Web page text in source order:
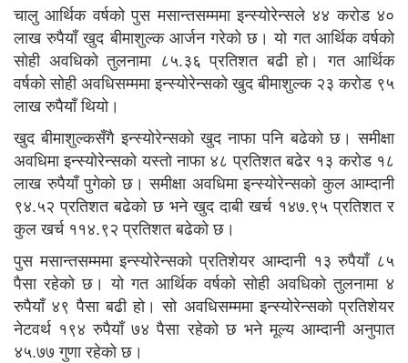
चालु आर्थिक वर्षको पुस मसान्तसम्ममा इन्स्योरेन्सले ४४ करोड ४०
लाख रुपैयाँ खुद बीमाशुल्क आर्जन गरेको छ। यो गत आर्थिक वर्षको
सोही अवधिको तुलनामा ८५.३६ प्रतिशत बढी हो। गत आर्थिक
वर्षको सोही अवधिसम्ममा इन्स्योरेन्सको खुद बीमाशुल्क २३ करोड ९५
लाख रुपैयाँ थियो।
खुद बीमाशुल्कसँगै इन्स्योरेन्सको खुद नाफा पनि बढेको छ। समीक्षा
अवधिमा इन्स्योरेन्सको यस्तो नाफा ४८ प्रतिशत बढेर १३ करोड १८
लाख रुपैयाँ पुगेको छ। समीक्षा अवधिमा इन्स्योरेन्सको कुल आम्दानी
९४.५२ प्रतिशत बढेको छ भने खुद दाबी खर्च १४७.९५ प्रतिशत र
कुल खर्च ११४.९२ प्रतिशत बढेको छ।
पुस मसान्तसम्ममा इन्स्योरेन्सको प्रतिशेयर आम्दानी १३ रुपैयाँ ८५
पैसा रहेको छ। यो गत आर्थिक वर्षको सोही अवधिको तुलनामा ४
रुपैयाँ ४९ पैसा बढी हो। सो अवधिसम्ममा इन्स्योरेन्सको प्रतिशेयर
नेटवर्थ १९४ रुपैयाँ ७४ पैसा रहेको छ भने मूल्य आम्दानी अनुपात
४५.७७ गुणा रहेको छ।